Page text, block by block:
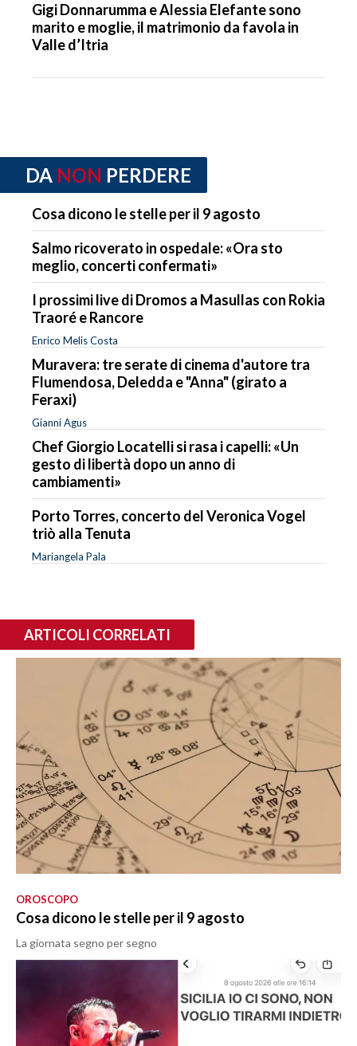
Gigi Donnarumma e Alessia Elefante sono
marito e moglie, il matrimonio da favola in
Valle d’Itria
DA NON PERDERE
Cosa dicono le stelle per il 9 agosto
Salmo ricoverato in ospedale: «Ora sto
meglio, concerti confermati»
I prossimi live di Dromos a Masullas con Rokia
Traoré e Rancore
Enrico Melis Costa
Muravera: tre serate di cinema d'autore tra
Flumendosa, Deledda e "Anna" (girato a
Feraxi)
Gianni Agus
Chef Giorgio Locatelli si rasa i capelli: «Un
gesto di libertà dopo un anno di
cambiamenti»
Porto Torres, concerto del Veronica Vogel
triò alla Tenuta
Mariangela Pala
ARTICOLI CORRELATI
OROSCOPO
Cosa dicono le stelle per il 9 agosto
La giornata segno per segno